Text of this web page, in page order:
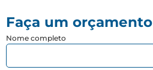
Faça um orçamento
Nome completo